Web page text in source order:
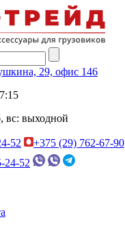
29, офис 146
вс: выходной
52
+375 (29) 762-67-90
24-52